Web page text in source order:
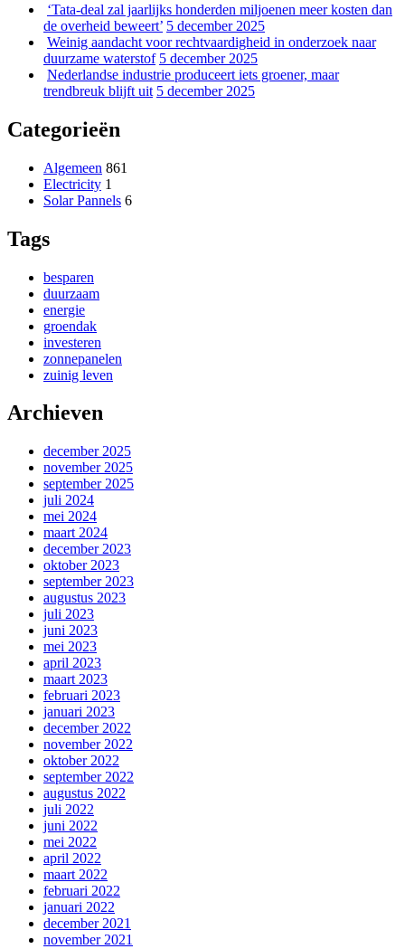
‘Tata-deal zal jaarlijks honderden miljoenen meer kosten dan
de overheid beweert’ 5 december 2025
Weinig aandacht voor rechtvaardigheid in onderzoek naar
duurzame waterstof 5 december 2025
Nederlandse industrie produceert iets groener, maar
trendbreuk blijft uit 5 december 2025
Categorieën
Algemeen 861
Electricity 1
Solar Pannels 6
Tags
besparen
duurzaam
energie
groendak
investeren
zonnepanelen
zuinig leven
Archieven
december 2025
november 2025
september 2025
juli 2024
mei 2024
maart 2024
december 2023
oktober 2023
september 2023
augustus 2023
juli 2023
juni 2023
mei 2023
april 2023
maart 2023
februari 2023
januari 2023
december 2022
november 2022
oktober 2022
september 2022
augustus 2022
juli 2022
juni 2022
mei 2022
april 2022
maart 2022
februari 2022
januari 2022
december 2021
november 2021